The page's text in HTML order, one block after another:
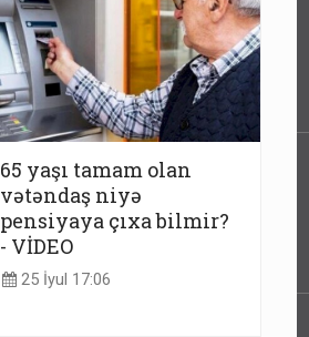
65 yaşı tamam olan
vətəndaş niyə
pensiyaya çıxa bilmir?
- VİDEO
25 İyul 17:06